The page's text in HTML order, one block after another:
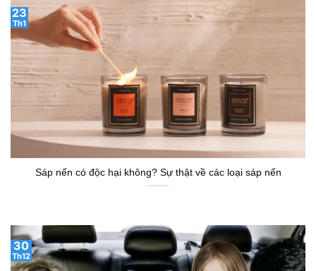
Sáp nến có độc hại không? Sự thật về các loại sáp nến
23
Th1
30
Th12